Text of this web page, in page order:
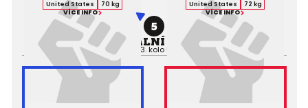
United States
70 kg
VÍCE INFO
5
PROFESIONÁLNÍ ZÁPAS MMA
Výsledek:Decision (Split), 3. kolo 5:00, Rozhodčí:Chris Reed
United States
72 kg
VÍCE INFO